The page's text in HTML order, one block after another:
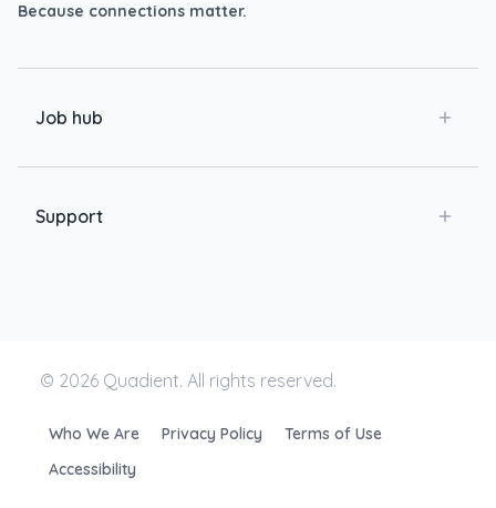
Because connections matter.
Job hub
Support
© 2026 Quadient. All rights reserved.
Who We Are Privacy Policy
Terms of Use
Accessibility